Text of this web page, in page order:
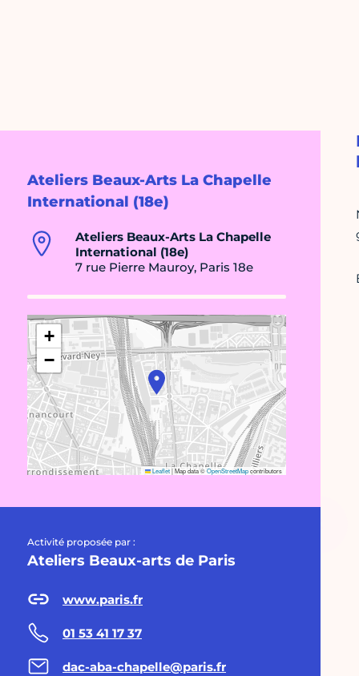
Ateliers Beaux-Arts La Chapelle
International (18e)
Ateliers Beaux-Arts La Chapelle
International (18e)
7 rue Pierre Mauroy, Paris 18e
+
−
Leaflet|Map data ©OpenStreetMapcontributors
Activité proposée par :
Ateliers Beaux-arts de Paris
www.paris.fr
01 53 41 17 37
dac-aba-chapelle@paris.fr